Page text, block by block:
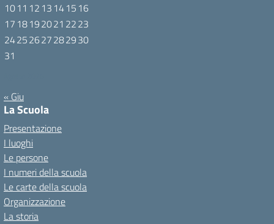
1011 12 13 1415 16
17 18192021 2223
24252627282930
31
« Giu
La Scuola
Presentazione
I luoghi
Le persone
I numeri della scuola
Le carte della scuola
Organizzazione
La storia